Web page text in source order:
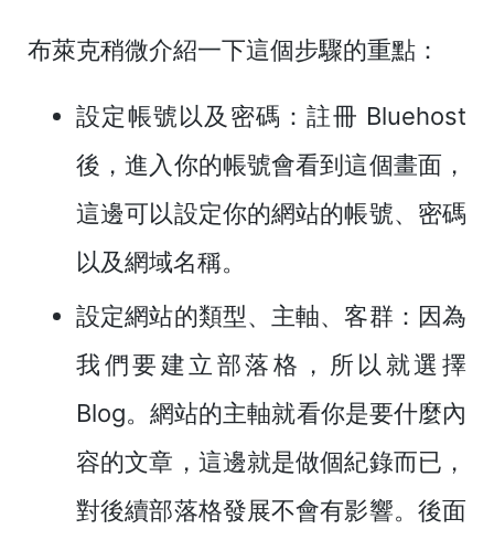
布萊克稍微介紹一下這個步驟的重點：
設定帳號以及密碼 ：註冊 Bluehost
後，進入你的帳號會看到這個畫面，
這邊可以設定你的網站的帳號、密碼
以及網域名稱。
設定網站的類型、主軸、客群 ：因為
我們要建立部落格，所以就選擇
Blog。網站的主軸就看你是要什麼內
容的文章，這邊就是做個紀錄而已，
對後續部落格發展不會有影響。後面